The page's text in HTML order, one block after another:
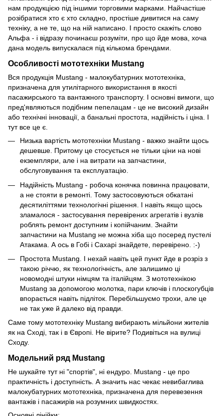
нам продукцією під іншими торговими марками. Найчастіше
розібратися хто є хто складно, простіше дивитися на саму
техніку, а не те, що на ній написано. І просто скажіть слово
Альфа - і відразу починаєш розуміти, про що йде мова, хоча
дана модель випускалася під кількома брендами.
Особливості мототехніки Mustang
Вся продукція Mustang - малокубатурних мототехніка,
призначена для утилітарного використання в якості
пасажирського та вантажного транспорту. І основні вимоги, що
пред'являються подібним пепелацам - це не високий дизайн
або технічні інновації, а банальні простота, надійність і ціна. І
тут все це є.
Низька вартість мототехніки Mustang - важко знайти щось
дешевше. Притому це стосується не тільки ціни на нові
екземпляри, але і на витрати на запчастини,
обслуговування та експлуатацію.
Надійність Mustang - робоча конячка повинна працювати,
а не стояти в ремонті. Тому застосовуються обкатані
десятиліттями технологічні рішення. І навіть якщо щось
зламалося - застосування перевірених агрегатів і вузлів
роблять ремонт доступним і копійчаним. Знайти
запчастини на Mustang не можна хіба що посеред пустелі
Атакама. А ось в Гобі і Сахарі знайдете, перевірено. :-)
Простота Mustang. І нехай навіть цей пункт йде в розріз з
такою річчю, як технологічність, але залишимо ці
новомодні штуки німцям та італійцям. З мототехнікою
Mustang за допомогою молотка, пари ключів і плоскогубців
впорається навіть підліток. Перебільшуємо трохи, але це
не так уже й далеко від правди.
Саме тому мототехніку Mustang вибирають мільйони жителів
як на Сході, так і в Європі. Не вірите? Подивіться на вулиці
Сходу.
Модельний ряд Mustang
Не шукайте тут ні "спортів", ні ендуро. Mustang - це про
практичність і доступність. А значить нас чекає невибаглива
малокубатурних мототехніка, призначена для перевезення
вантажів і пасажирів на розумних швидкостях.